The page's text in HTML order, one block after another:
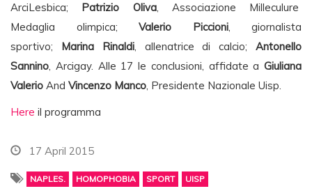
ArciLesbica; Patrizio Oliva, Associazione Milleculure
Medaglia olimpica; Valerio Piccioni, giornalista
sportivo;
Marina Rinaldi, allenatrice di calcio;Antonello
Sannino, Arcigay. Alle 17 le conclusioni, affidate a Giuliana
Valerio And Vincenzo Manco, Presidente Nazionale Uisp.
Here il programma
17 April 2015
NAPLES. HOMOPHOBIA SPORT UISP